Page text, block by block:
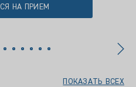
НА ПРИЕМ
ПОКАЗАТЬ ВСЕХ